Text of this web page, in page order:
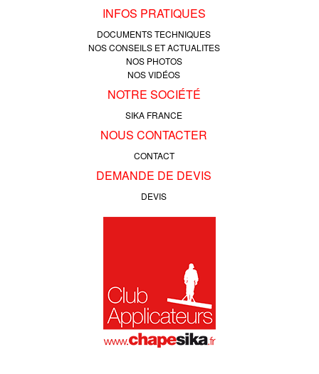
INFOS PRATIQUES
DOCUMENTS TECHNIQUES
NOS CONSEILS ET ACTUALITES
NOS PHOTOS
NOS VIDÉOS
NOTRE SOCIÉTÉ
SIKA FRANCE
NOUS CONTACTER
CONTACT
DEMANDE DE DEVIS
DEVIS